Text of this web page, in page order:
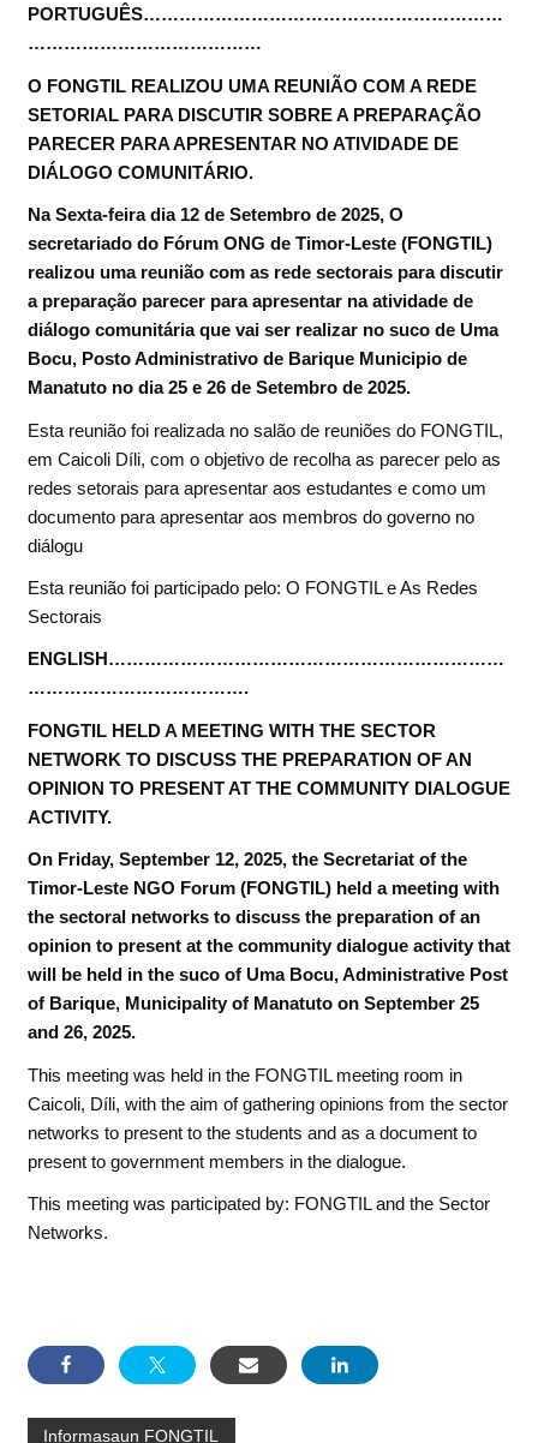
PORTUGUÊS……………………………………………………
…………………………………
O FONGTIL REALIZOU UMA REUNIÃO COM A REDE
SETORIAL PARA DISCUTIR SOBRE A PREPARAÇÃO
PARECER PARA APRESENTAR NO ATIVIDADE DE
DIÁLOGO COMUNITÁRIO.
Na Sexta-feira dia 12 de Setembro de 2025, O
secretariado do Fórum ONG de Timor-Leste (FONGTIL)
realizou uma reunião com as rede sectorais para discutir
a preparação parecer para apresentar na atividade de
diálogo comunitária que vai ser realizar no suco de Uma
Bocu, Posto Administrativo de Barique Municipio de
Manatuto no dia 25 e 26 de Setembro de 2025.
Esta reunião foi realizada no salão de reuniões do FONGTIL,
em Caicoli Díli, com o objetivo de recolha as parecer pelo as
redes setorais para apresentar aos estudantes e como um
documento para apresentar aos membros do governo no
diálogu
Esta reunião foi participado pelo: O FONGTIL e As Redes
Sectorais
ENGLISH…………………………………………………………
……………………………….
FONGTIL HELD A MEETING WITH THE SECTOR
NETWORK TO DISCUSS THE PREPARATION OF AN
OPINION TO PRESENT AT THE COMMUNITY DIALOGUE
ACTIVITY.
On Friday, September 12, 2025, the Secretariat of the
Timor-Leste NGO Forum (FONGTIL) held a meeting with
the sectoral networks to discuss the preparation of an
opinion to present at the community dialogue activity that
will be held in the suco of Uma Bocu, Administrative Post
of Barique, Municipality of Manatuto on September 25
and 26, 2025.
This meeting was held in the FONGTIL meeting room in
Caicoli, Díli, with the aim of gathering opinions from the sector
networks to present to the students and as a document to
present to government members in the dialogue.
This meeting was participated by: FONGTIL and the Sector
Networks.
Informasaun FONGTIL